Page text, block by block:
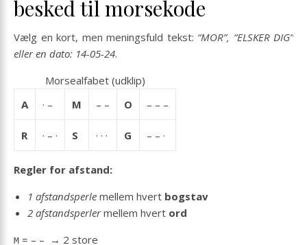
besked til morsekode
Vælg en kort, men meningsfuld tekst: “MOR”, “ELSKER DIG”
eller en dato: 14-05-24.
Morsealfabet (udklip)
A
· – M – – O – – –
R · – · S · · · G – – ·
Regler for afstand:
1 afstandsperle mellem hvert bogstav
2 afstandsperlermellem hvert ord
M = – – → 2 store